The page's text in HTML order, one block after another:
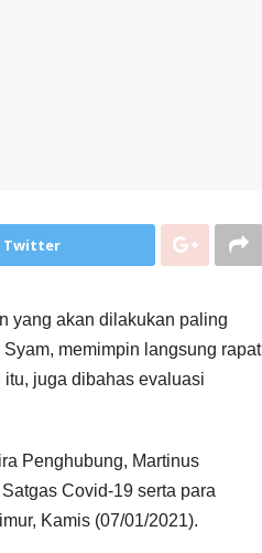
Twitter
yang akan dilakukan paling
memimpin langsung rapat
juga dibahas evaluasi
Penghubung, Martinus
Covid-19 serta para
Kamis (07/01/2021).